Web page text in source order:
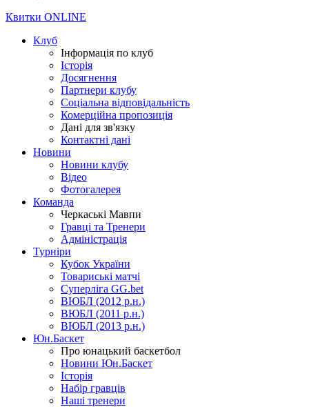
Квитки ONLINE
Клуб
Інформація по клуб
Історія
Досягнення
Партнери клубу
Соціальна відповідальність
Комерційна пропозиція
Дані для зв'язку
Контактні дані
Новини
Новини клубу
Відео
Фотогалерея
Команда
Черкаські Мавпи
Гравці та Тренери
Адміністрація
Турніри
Кубок України
Товариські матчі
Суперліга GG.bet
ВЮБЛ (2012 р.н.)
ВЮБЛ (2011 р.н.)
ВЮБЛ (2013 р.н.)
Юн.Баскет
Про юнацький баскетбол
Новини Юн.Баскет
Історія
Набір гравців
Наші тренери